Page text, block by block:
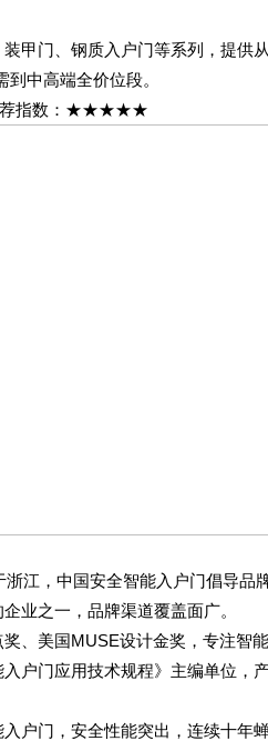
门、钢质入户门等系列，提供
中高端全价位段。
荐指数：★★★★★
，中国安全智能入户门倡导品
业之一，品牌渠道覆盖面广。
美国MUSE设计金奖，专注智
户门应用技术规程》主编单位，
门，安全性能突出，连续十年